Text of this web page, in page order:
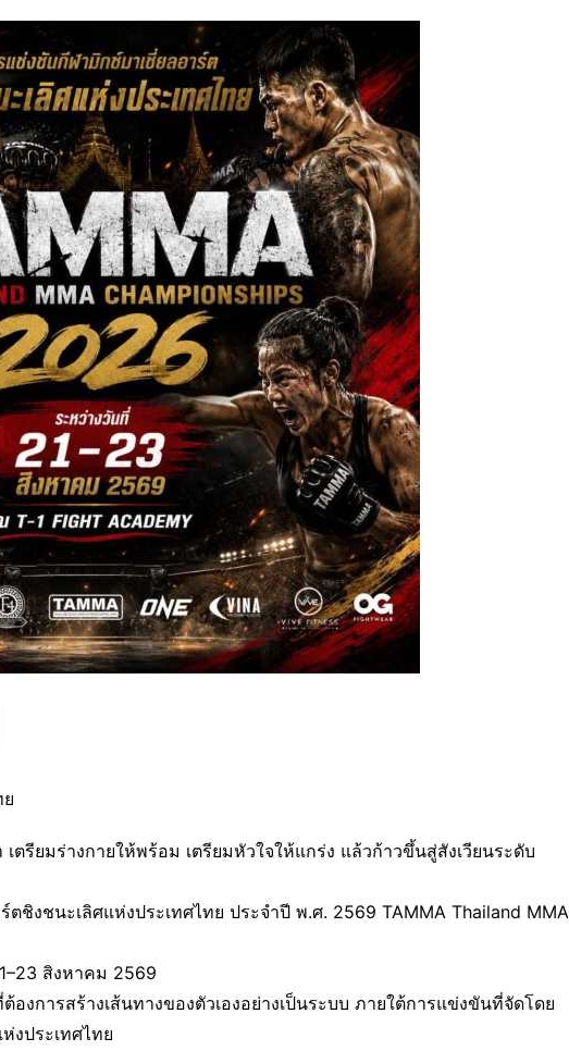
ตรียมร่างกายให้พร้อม เตรียมหัวใจให้แกร่ง แล้วก้าวขึ้นสู่สังเวียนระดับ
ชิงชนะเลิศแห่งประเทศไทย ประจำปี พ.ศ. 2569 TAMMA Thailand MMA
สิงหาคม 2569
องการสร้างเส้นทางของตัวเองอย่างเป็นระบบ ภายใต้การแข่งขันที่จัดโดย
งประเทศไทย